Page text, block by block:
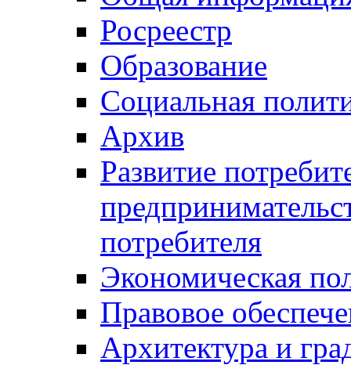
Росреестр
Образование
Социальная
Архив
Развитие
потребителя
Экономическая
Правовое
Архитектура и